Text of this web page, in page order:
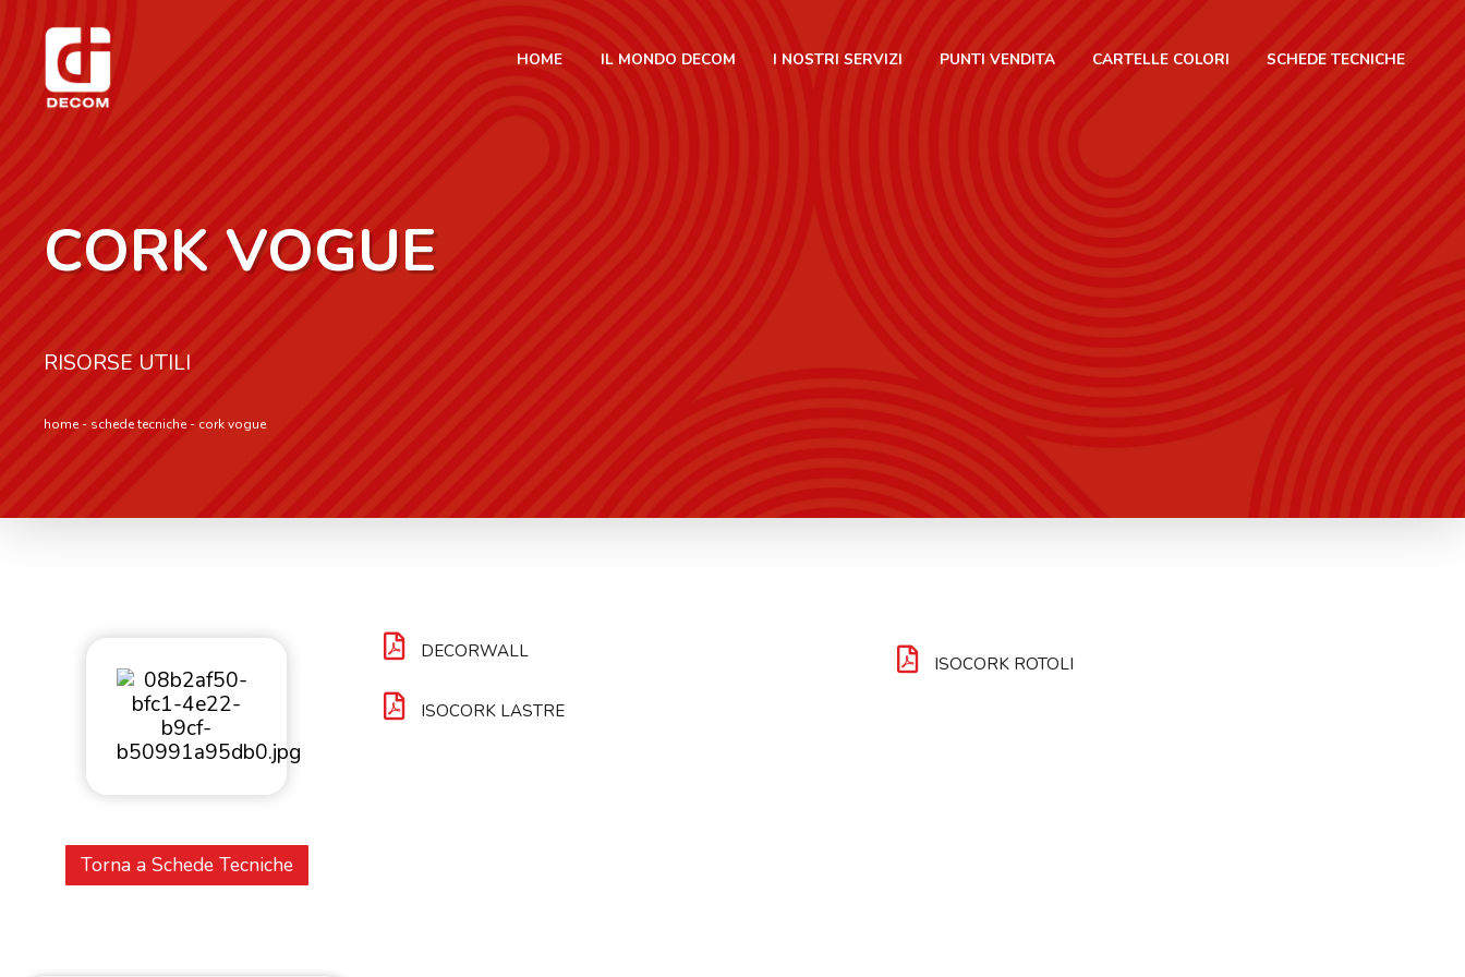
HOME IL MONDO DECOM I NOSTRI SERVIZI PUNTI VENDITA CARTELLE COLORI SCHEDE TECNICHE
CORK VOGUE
RISORSE UTILI
home- schede tecniche- cork vogue
Torna a Schede Tecniche
DECORWALL
ISOCORK LASTRE
ISOCORK ROTOLI